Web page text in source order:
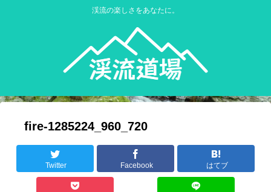
渓流の楽しさをあなたに。
fire-1285224_960_720
Twitter Facebook はてブ